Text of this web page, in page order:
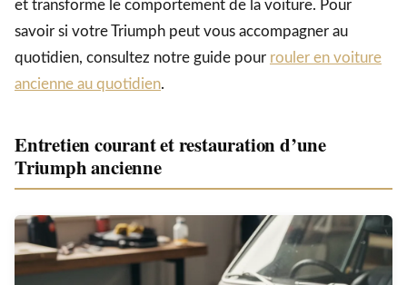
et transforme le comportement de la voiture. Pour
savoir si votre Triumph peut vous accompagner au
quotidien, consultez notre guide pour rouler en voiture
ancienne au quotidien.
Entretien courant et restauration d’une
Triumph ancienne